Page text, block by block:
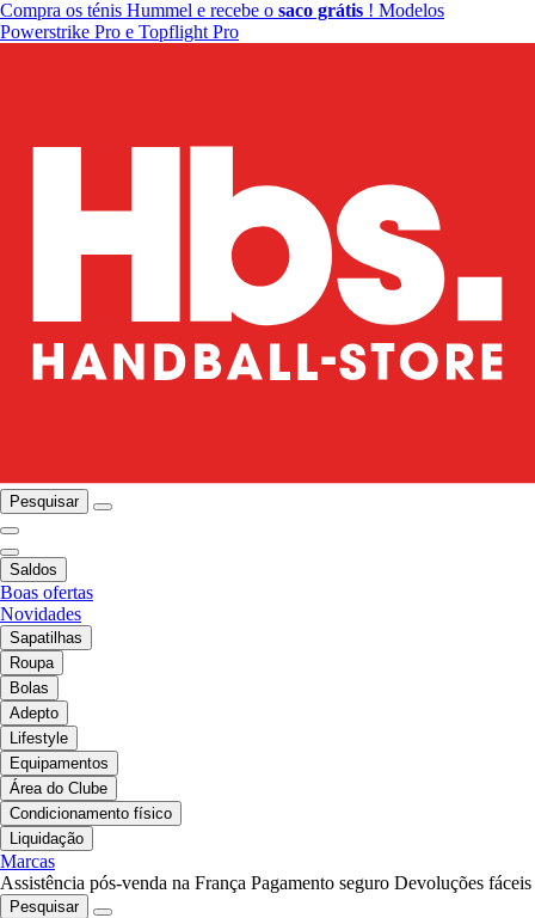
Compra os ténis Hummel e recebe o saco grátis ! Modelos
Powerstrike Pro e Topflight Pro
Pesquisar
Saldos
Boas ofertas
Novidades
Sapatilhas
Roupa
Bolas
Adepto
Lifestyle
Equipamentos
Área do Clube
Condicionamento físico
Liquidação
Marcas
Assistência pós-venda na França Pagamento seguro Devoluções fáceis
Pesquisar